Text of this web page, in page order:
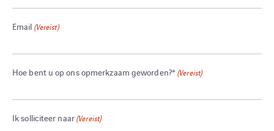
Email (Vereist)
Hoe bent u op ons opmerkzaam geworden?*(Vereist)
Ik solliciteer naar(Vereist)